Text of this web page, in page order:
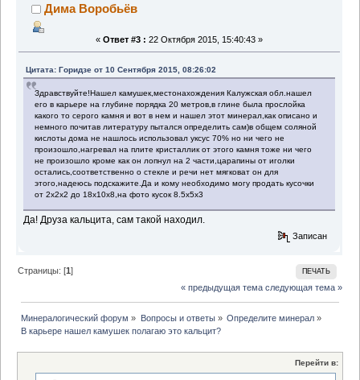
Дима Воробьёв
« Ответ #3 : 22 Октября 2015, 15:40:43 »
Цитата: Горидзе от 10 Сентября 2015, 08:26:02
Здравствуйте!Нашел камушек,местонахождения Калужская обл.нашел
его в карьере на глубине порядка 20 метров,в глине была прослойка
какого то серого камня и вот в нем и нашел этот минерал,как описано и
немного почитав литературу пытался определить сам)в общем соляной
кислоты дома не нашлось использовал уксус 70% но ни чего не
произошло,нагревал на плите кристаллик от этого камня тоже ни чего
не произошло кроме как он лопнул на 2 части,царапины от иголки
остались,соответственно о стекле и речи нет мягковат он для
этого,надеюсь подскажите.Да и кому необходимо могу продать кусочки
от 2х2х2 до 18х10х8,на фото кусок 8.5х5х3
Да! Друза кальцита, сам такой находил.
Записан
ПЕЧАТЬ
Страницы: [1]
« предыдущая тема следующая тема »
Минералогический форум » Вопросы и ответы» Определите минерал»
В карьере нашел камушек полагаю это кальцит?
Перейти в: